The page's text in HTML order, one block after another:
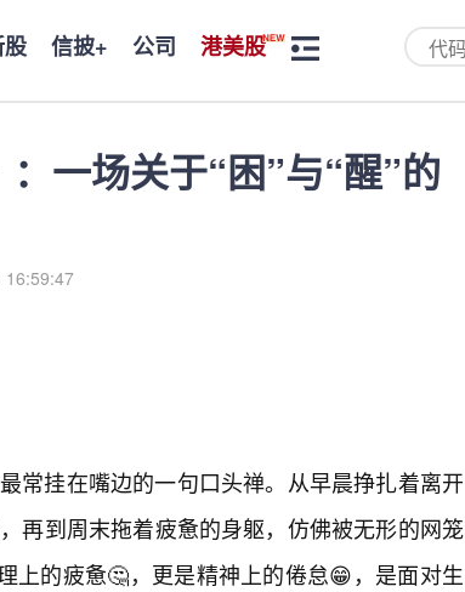
信披+ 公司 港美股
：一场关于“困”与“醒”的
16:59:47
常挂在嘴边的一句口头禅。从早晨挣扎着离开
再到周末拖着疲惫的身躯，仿佛被无形的网笼
上的疲惫🤔，更是精神上的倦怠😁，是面对生